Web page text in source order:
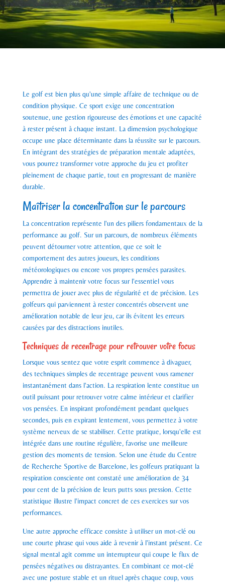
Le golf est bien plus qu'une simple affaire de technique ou de
condition physique. Ce sport exige une concentration
soutenue, une gestion rigoureuse des émotions et une capacité
à rester présent à chaque instant. La dimension psychologique
occupe une place déterminante dans la réussite sur le parcours.
En intégrant des stratégies de préparation mentale adaptées,
vous pourrez transformer votre approche du jeu et profiter
pleinement de chaque partie, tout en progressant de manière
durable.
Maîtriser la concentration sur le parcours
La concentration représente l'un des piliers fondamentaux de la
performance au golf. Sur un parcours, de nombreux éléments
peuvent détourner votre attention, que ce soit le
comportement des autres joueurs, les conditions
météorologiques ou encore vos propres pensées parasites.
Apprendre à maintenir votre focus sur l'essentiel vous
permettra de jouer avec plus de régularité et de précision. Les
golfeurs qui parviennent à rester concentrés observent une
amélioration notable de leur jeu, car ils évitent les erreurs
causées par des distractions inutiles.
Techniques de recentrage pour retrouver votre focus
Lorsque vous sentez que votre esprit commence à divaguer,
des techniques simples de recentrage peuvent vous ramener
instantanément dans l'action. La respiration lente constitue un
outil puissant pour retrouver votre calme intérieur et clarifier
vos pensées. En inspirant profondément pendant quelques
secondes, puis en expirant lentement, vous permettez à votre
système nerveux de se stabiliser. Cette pratique, lorsqu'elle est
intégrée dans une routine régulière, favorise une meilleure
gestion des moments de tension. Selon une étude du Centre
de Recherche Sportive de Barcelone, les golfeurs pratiquant la
respiration consciente ont constaté une amélioration de 34
pour cent de la précision de leurs putts sous pression. Cette
statistique illustre l'impact concret de ces exercices sur vos
performances.
Une autre approche efficace consiste à utiliser un mot-clé ou
une courte phrase qui vous aide à revenir à l'instant présent. Ce
signal mental agit comme un interrupteur qui coupe le flux de
pensées négatives ou distrayantes. En combinant ce mot-clé
avec une posture stable et un rituel après chaque coup, vous